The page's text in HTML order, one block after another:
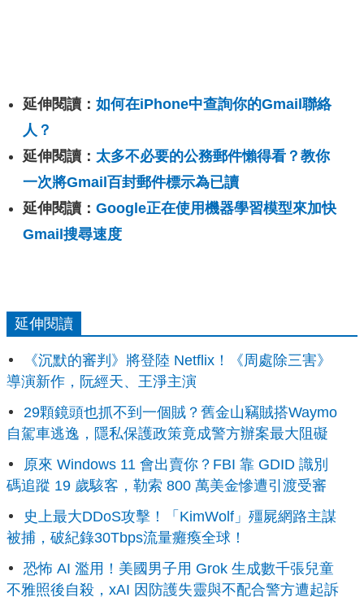
延伸閱讀： 如何在iPhone中查詢你的Gmail聯絡
人？
延伸閱讀： 太多不必要的公務郵件懶得看？教你
一次將Gmail百封郵件標示為已讀
延伸閱讀： Google正在使用機器學習模型來加快
Gmail搜尋速度
延伸閱讀
《沉默的審判》將登陸 Netflix！《周處除三害》
導演新作，阮經天、王淨主演
29顆鏡頭也抓不到一個賊？舊金山竊賊搭Waymo
自駕車逃逸，隱私保護政策竟成警方辦案最大阻礙
原來 Windows 11 會出賣你？FBI 靠 GDID 識別
碼追蹤 19 歲駭客，勒索 800 萬美金慘遭引渡受審
史上最大DDoS攻擊！「KimWolf」殭屍網路主謀
被捕，破紀錄30Tbps流量癱瘓全球！
恐怖 AI 濫用！美國男子用 Grok 生成數千張兒童
不雅照後自殺，xAI 因防護失靈與不配合警方遭起訴